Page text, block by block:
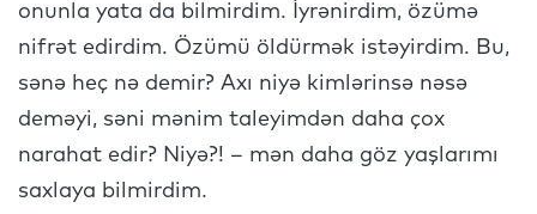
onunla yata da bilmirdim. İyrənirdim, özümə
nifrət edirdim. Özümü öldürmək istəyirdim. Bu,
sənə heç nə demir? Axı niyə kimlərinsə nəsə
deməyi, səni mənim taleyimdən daha çox
narahat edir? Niyə?! – mən daha göz yaşlarımı
saxlaya bilmirdim.